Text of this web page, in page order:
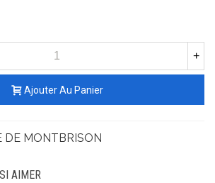
+
Ajouter Au Panier
DE MONTBRISON
AIMER